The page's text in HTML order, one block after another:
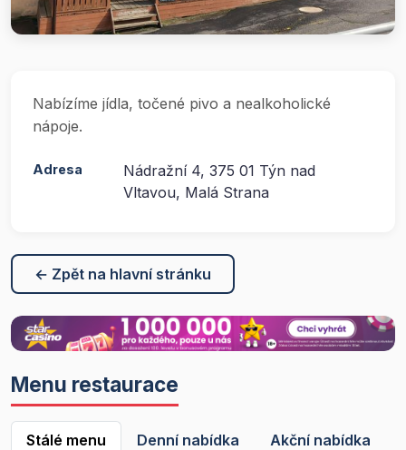
Nabízíme jídla, točené pivo a nealkoholické
nápoje.
Adresa
Nádražní 4, 375 01 Týn nad
Vltavou, Malá Strana
← Zpět na hlavní stránku
Menu restaurace
Stálé menu Denní nabídka Akční nabídka